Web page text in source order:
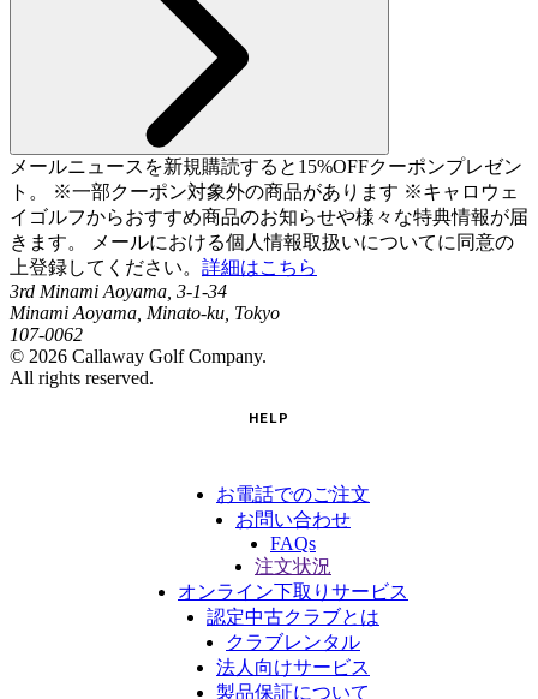
メールニュースを新規購読すると15%OFFクーポンプレゼン
ト。 ※一部クーポン対象外の商品があります ※キャロウェ
イゴルフからおすすめ商品のお知らせや様々な特典情報が届
きます。 メールにおける個人情報取扱いについてに同意の
上登録してください。 詳細はこちら
3rd Minami Aoyama, 3-1-34
Minami Aoyama, Minato-ku, Tokyo
107-0062
© 2026 Callaway Golf Company.
All rights reserved.
HELP
お電話でのご注文
お問い合わせ
FAQs
注文状況
オンライン下取りサービス
認定中古クラブとは
クラブレンタル
法人向けサービス
製品保証について